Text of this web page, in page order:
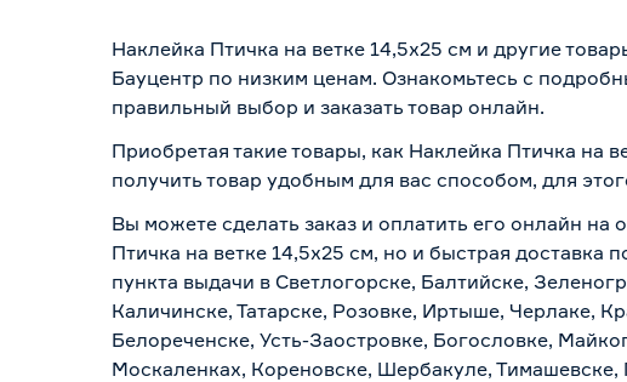
Наклейка Птичка на ветке 14,5х25 см и другие
Бауцентр по низким ценам. Ознакомьтесь с
правильный выбор и заказать товар онлайн.
Приобретая такие товары, как Наклейка Птичка на
получить товар удобным для вас способом, для
Вы можете сделать заказ и оплатить его онлайн на
Птичка на ветке 14,5х25 см, но и быстрая
пункта выдачи в Светлогорске, Балтийске,
Каличинске, Татарске, Розовке, Иртыше, Черлаке,
Белореченске, Усть-Заостровке, Богословке,
Москаленках, Кореновске, Шербакуле,